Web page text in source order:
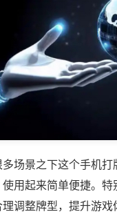
场景之下这个手机打
用起来简单便捷。
调整牌型，提升游戏